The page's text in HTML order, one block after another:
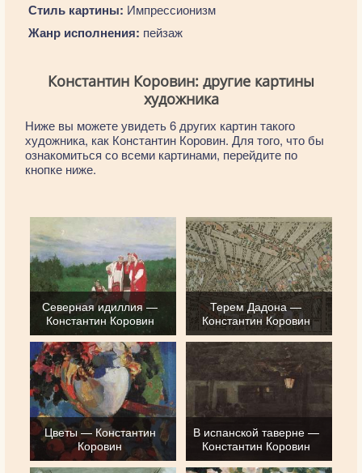
Стиль картины: Импрессионизм
Жанр исполнения: пейзаж
Константин Коровин: другие картины
художника
Ниже вы можете увидеть 6 других картин такого
художника, как Константин Коровин. Для того, что бы
ознакомиться со всеми картинами, перейдите по
кнопке ниже.
Северная идиллия —
Константин Коровин
Терем Дадона —
Константин Коровин
Цветы — Константин
Коровин
В испанской таверне —
Константин Коровин